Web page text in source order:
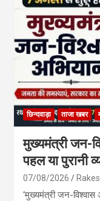
छिन्दवाड़ा ताजा खबर
मुख्यमंत्री जन-
पहल या पुरानी
07/08/2026
‘मुख्यमंत्री जन-